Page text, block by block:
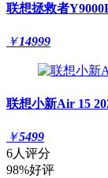
联想拯救者
￥14999
联想小新Air 15
￥5499
6人评分
98%好评